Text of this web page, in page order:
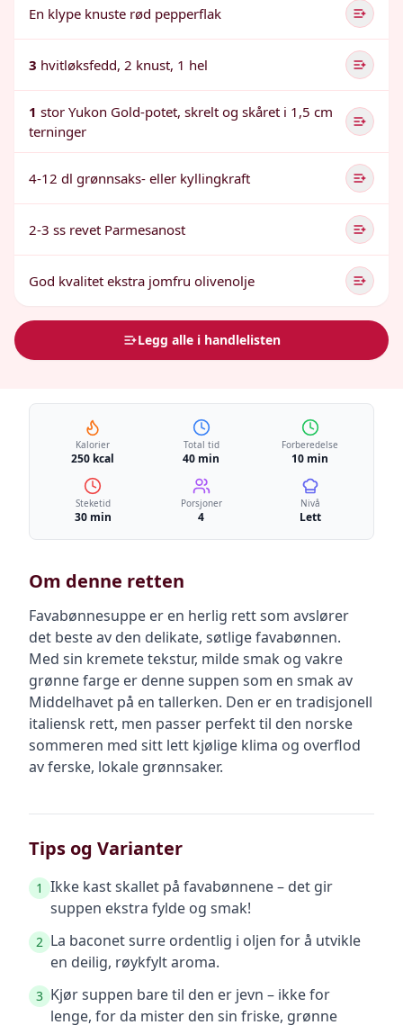
En klype knuste rød pepperflak
3 hvitløksfedd, 2 knust, 1 hel
1 stor Yukon Gold-potet, skrelt og skåret i 1,5 cm
terninger
4-12 dl grønnsaks- eller kyllingkraft
2-3 ss revet Parmesanost
God kvalitet ekstra jomfru olivenolje
Legg alle i handlelisten
Kalorier
250 kcal
Total tid
40 min
Forberedelse
10 min
Steketid
30 min
Porsjoner
4
Nivå
Lett
Om denne retten
Favabønnesuppe er en herlig rett som avslører
det beste av den delikate, søtlige favabønnen.
Med sin kremete tekstur, milde smak og vakre
grønne farge er denne suppen som en smak av
Middelhavet på en tallerken. Den er en tradisjonell
italiensk rett, men passer perfekt til den norske
sommeren med sitt lett kjølige klima og overflod
av ferske, lokale grønnsaker.
Tips og Varianter
1 Ikke kast skallet på favabønnene – det gir
suppen ekstra fylde og smak!
2 La baconet surre ordentlig i oljen for å utvikle
en deilig, røykfylt aroma.
3 Kjør suppen bare til den er jevn – ikke for
lenge, for da mister den sin friske, grønne